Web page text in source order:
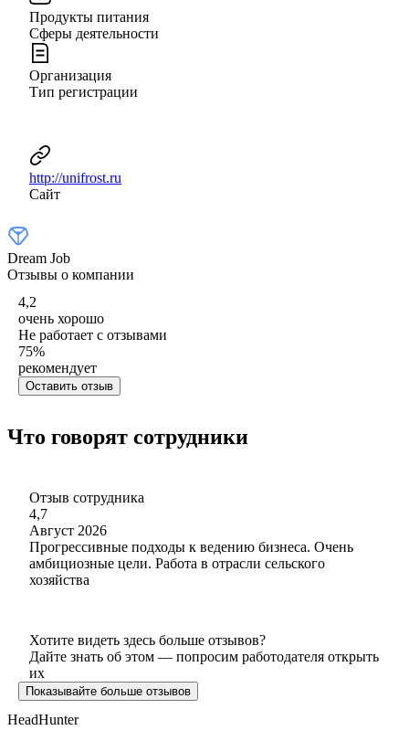
Продукты питания
Сферы деятельности
Организация
Тип регистрации
http://unifrost.ru
Сайт
Dream Job
Отзывы о компании
4,2
очень хорошо
Не работает с отзывами
75%
рекомендует
Оставить отзыв
Что говорят сотрудники
Отзыв сотрудника
4,7
Август 2026
Прогрессивные подходы к ведению бизнеса. Очень
амбициозные цели. Работа в отрасли сельского
хозяйства
Хотите видеть здесь больше отзывов?
Дайте знать об этом — попросим работодателя открыть
их
Показывайте больше отзывов
HeadHunter